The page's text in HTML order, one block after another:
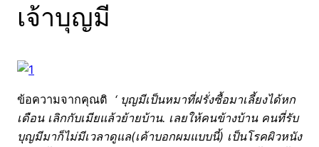
เจ้าบุญมี
ข้อความจากคุณติ ‘ บุญมีเป็นหมาที่ฝรั่งซื้อมาเลี้ยงได้หก
เดือน เลิกกับเมียแล้วย้ายบ้าน. เลยให้คนข้างบ้าน คนที่รับ
บุญมีมาก็ไม่มีเวลาดูแล(เค้าบอกผมแบบนี้) เป็นโรคผิวหนัง